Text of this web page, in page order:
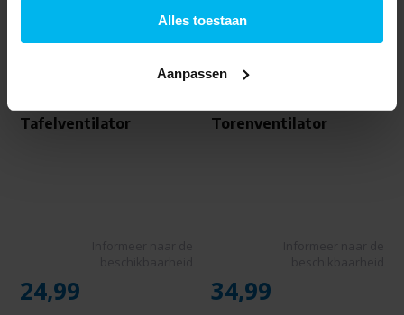
Alles toestaan
Aanpassen
Tristar VE-5931 Zwart -
Tafelventilator
24,99
Tristar VE-5905 Wit -
Torenventilator
34,99